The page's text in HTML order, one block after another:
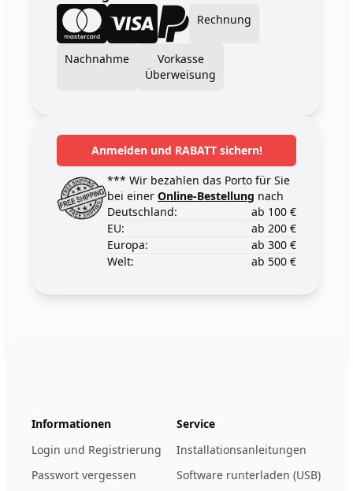
Rechnung
Nachnahme
Vorkasse
Überweisung
Anmelden und RABATT sichern!
*** Wir bezahlen das Porto für Sie
bei einer Online-Bestellung nach
Deutschland:
ab 100 €
EU:
ab 200 €
Europa:
ab 300 €
Welt:
ab 500 €
Informationen
Login und Registrierung
Passwort vergessen
Service
Installationsanleitungen
Software runterladen (USB)